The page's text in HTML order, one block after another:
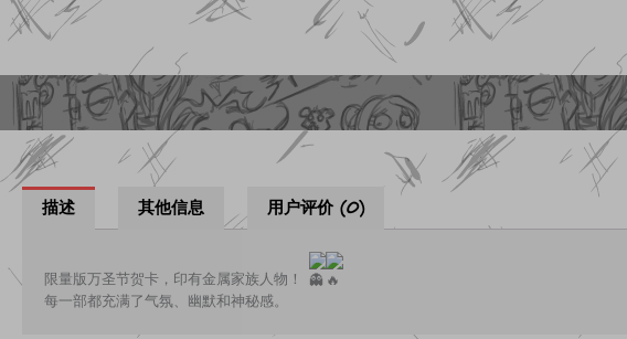
描述 其他信息 用户评价 (0)
限量版万圣节贺卡，印有金属家族人物！
每一部都充满了气氛、幽默和神秘感。